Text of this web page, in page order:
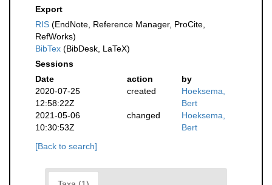
Export
RIS (EndNote, Reference Manager, ProCite,
RefWorks)
BibTex (BibDesk, LaTeX)
Sessions
Date
action
by
2020-07-25
12:58:22Z
created
Hoeksema,
Bert
2021-05-06
10:30:53Z
changed
Hoeksema,
Bert
[Back to search]